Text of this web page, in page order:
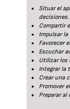
Situar el
decisiones.
Compartir
Impulsar la
Favorecer
Escuchar
Utilizar los
Integrar la
Crear una
Promover
Preparar